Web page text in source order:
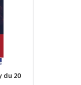
du 20